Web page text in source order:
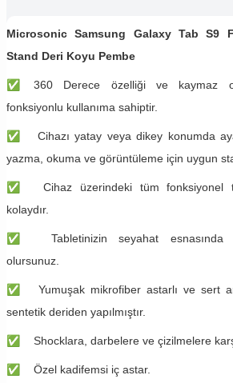
Microsonic Samsung Galaxy Tab S9
Stand Deri Koyu Pembe
✅ 360 Derece özelliği ve kaymaz
fonksiyonlu kullanıma sahiptir.
✅ Cihazı yatay veya dikey konumda
yazma, okuma ve görüntüleme için uygun
✅ Cihaz üzerindeki tüm
kolaydır.
✅ Tabletinizin seyahat
olursunuz.
✅ Yumuşak mikrofiber astarlı ve sert
sentetik deriden yapılmıştır.
✅ Shocklara, darbelere ve çizilmelere
✅ Özel kadifemsi iç astar.